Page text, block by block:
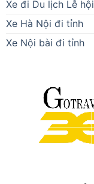
Xe đi Du lịch Lễ hội
Xe Hà Nội đi tỉnh
Xe Nội bài đi tỉnh